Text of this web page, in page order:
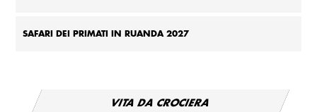
SAFARI DEI PRIMATI IN RUANDA 2027
VITA DA CROCIERA